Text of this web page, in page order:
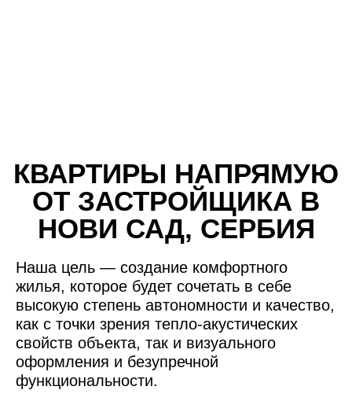
КВАРТИРЫ НАПРЯМУЮ
ОТ ЗАСТРОЙЩИКА В
НОВИ САД, СЕРБИЯ
Наша цель — создание комфортного
жилья, которое будет сочетать в себе
высокую степень автономности и качество,
как с точки зрения тепло-акустических
свойств объекта, так и визуального
оформления и безупречной
функциональности.